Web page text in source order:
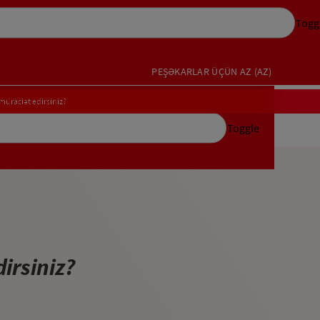
PEŞƏKARLAR ÜÇÜN AZ (AZ)
Toggle
edirsiniz?